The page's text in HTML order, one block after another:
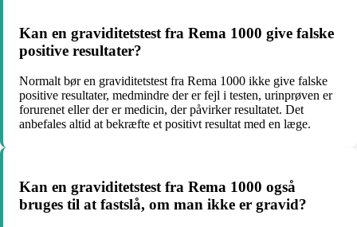
Kan en graviditetstest fra Rema 1000 give falske
positive resultater?
Normalt bør en graviditetstest fra Rema 1000 ikke give falske
positive resultater, medmindre der er fejl i testen, urinprøven er
forurenet eller der er medicin, der påvirker resultatet. Det
anbefales altid at bekræfte et positivt resultat med en læge.
Kan en graviditetstest fra Rema 1000 også
bruges til at fastslå, om man ikke er gravid?